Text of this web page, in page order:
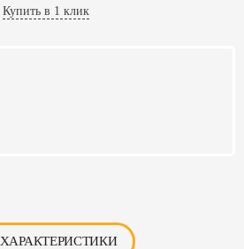
Купить в 1 клик
ХАРАКТЕРИСТИКИ